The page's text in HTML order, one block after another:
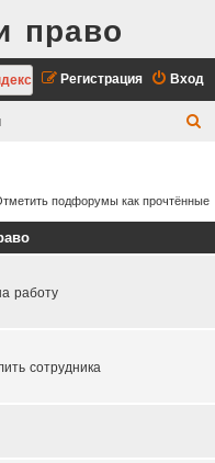
право
Вход
Регистрация
с
подфорумы как прочтённые
работу
сотрудника